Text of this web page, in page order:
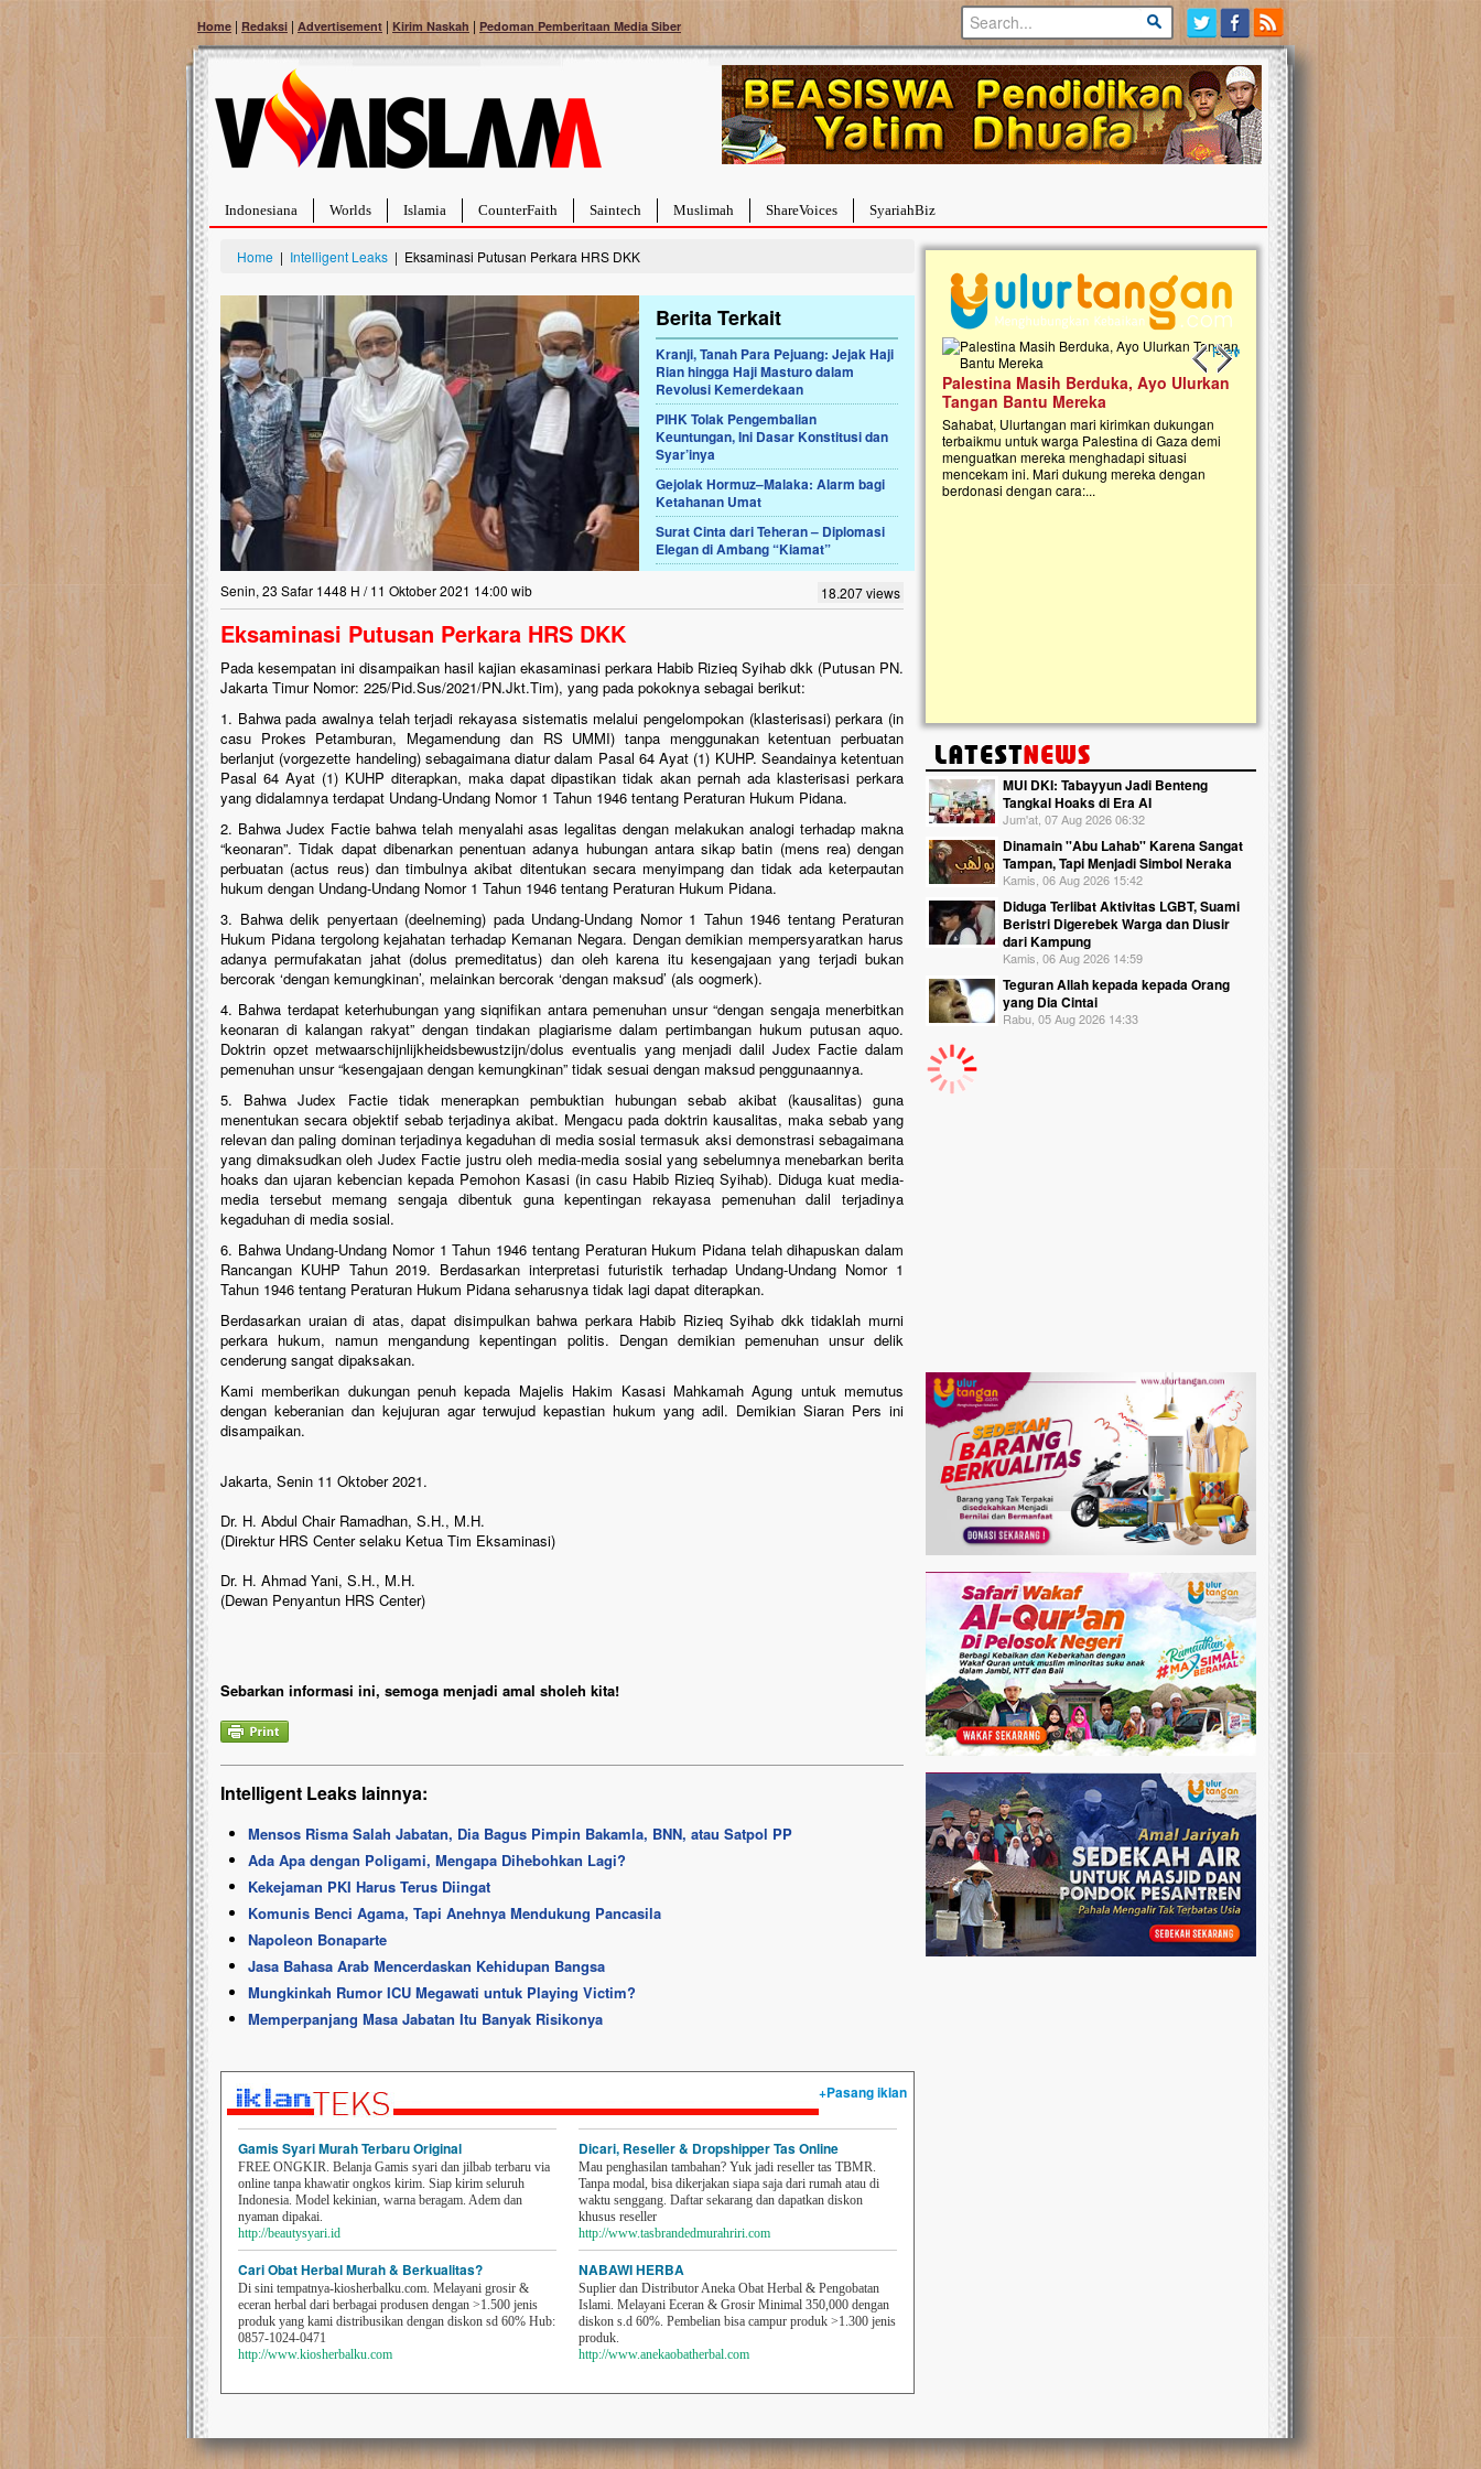
Home | Redaksi | Advertisement | Kirim Naskah | Pedoman Pemberitaan Media Siber
Indonesiana Worlds Islamia CounterFaith Saintech Muslimah ShareVoices SyariahBiz
Home | Intelligent Leaks | Eksaminasi Putusan Perkara HRS DKK
Berita Terkait
Kranji, Tanah Para Pejuang: Jejak Haji
Rian hingga Haji Masturo dalam
Revolusi Kemerdekaan
PIHK Tolak Pengembalian
Keuntungan, Ini Dasar Konstitusi dan
Syar’inya
Gejolak Hormuz–Malaka: Alarm bagi
Ketahanan Umat
Surat Cinta dari Teheran – Diplomasi
Elegan di Ambang “Kiamat”
Senin, 23 Safar 1448 H / 11 Oktober 2021 14:00 wib 18.207 views
Eksaminasi Putusan Perkara HRS DKK
Pada kesempatan ini disampaikan hasil kajian ekasaminasi perkara Habib Rizieq Syihab dkk (Putusan PN.
Jakarta Timur Nomor: 225/Pid.Sus/2021/PN.Jkt.Tim), yang pada pokoknya sebagai berikut:
1. Bahwa pada awalnya telah terjadi rekayasa sistematis melalui pengelompokan (klasterisasi) perkara (in
casu Prokes Petamburan, Megamendung dan RS UMMI) tanpa menggunakan ketentuan perbuatan
berlanjut (vorgezette handeling) sebagaimana diatur dalam Pasal 64 Ayat (1) KUHP. Seandainya ketentuan
Pasal 64 Ayat (1) KUHP diterapkan, maka dapat dipastikan tidak akan pernah ada klasterisasi perkara
yang didalamnya terdapat Undang-Undang Nomor 1 Tahun 1946 tentang Peraturan Hukum Pidana.
2. Bahwa Judex Factie bahwa telah menyalahi asas legalitas dengan melakukan analogi terhadap makna
“keonaran”. Tidak dapat dibenarkan penentuan adanya hubungan antara sikap batin (mens rea) dengan
perbuatan (actus reus) dan timbulnya akibat ditentukan secara menyimpang dan tidak ada keterpautan
hukum dengan Undang-Undang Nomor 1 Tahun 1946 tentang Peraturan Hukum Pidana.
3. Bahwa delik penyertaan (deelneming) pada Undang-Undang Nomor 1 Tahun 1946 tentang Peraturan
Hukum Pidana tergolong kejahatan terhadap Kemanan Negara. Dengan demikian mempersyaratkan harus
adanya permufakatan jahat (dolus premeditatus) dan oleh karena itu kesengajaan yang terjadi bukan
bercorak ‘dengan kemungkinan’, melainkan bercorak ‘dengan maksud’ (als oogmerk).
4. Bahwa terdapat keterhubungan yang siqnifikan antara pemenuhan unsur “dengan sengaja menerbitkan
keonaran di kalangan rakyat” dengan tindakan plagiarisme dalam pertimbangan hukum putusan aquo.
Doktrin opzet metwaarschijnlijkheidsbewustzijn/dolus eventualis yang menjadi dalil Judex Factie dalam
pemenuhan unsur “kesengajaan dengan kemungkinan” tidak sesuai dengan maksud penggunaannya.
5. Bahwa Judex Factie tidak menerapkan pembuktian hubungan sebab akibat (kausalitas) guna
menentukan secara objektif sebab terjadinya akibat. Mengacu pada doktrin kausalitas, maka sebab yang
relevan dan paling dominan terjadinya kegaduhan di media sosial termasuk aksi demonstrasi sebagaimana
yang dimaksudkan oleh Judex Factie justru oleh media-media sosial yang sebelumnya menebarkan berita
hoaks dan ujaran kebencian kepada Pemohon Kasasi (in casu Habib Rizieq Syihab). Diduga kuat media-
media tersebut memang sengaja dibentuk guna kepentingan rekayasa pemenuhan dalil terjadinya
kegaduhan di media sosial.
6. Bahwa Undang-Undang Nomor 1 Tahun 1946 tentang Peraturan Hukum Pidana telah dihapuskan dalam
Rancangan KUHP Tahun 2019. Berdasarkan interpretasi futuristik terhadap Undang-Undang Nomor 1
Tahun 1946 tentang Peraturan Hukum Pidana seharusnya tidak lagi dapat diterapkan.
Berdasarkan uraian di atas, dapat disimpulkan bahwa perkara Habib Rizieq Syihab dkk tidaklah murni
perkara hukum, namun mengandung kepentingan politis. Dengan demikian pemenuhan unsur delik
cenderung sangat dipaksakan.
Kami memberikan dukungan penuh kepada Majelis Hakim Kasasi Mahkamah Agung untuk memutus
dengan keberanian dan kejujuran agar terwujud kepastian hukum yang adil. Demikian Siaran Pers ini
disampaikan.
Jakarta, Senin 11 Oktober 2021.
Dr. H. Abdul Chair Ramadhan, S.H., M.H.
(Direktur HRS Center selaku Ketua Tim Eksaminasi)
Dr. H. Ahmad Yani, S.H., M.H.
(Dewan Penyantun HRS Center)
Sebarkan informasi ini, semoga menjadi amal sholeh kita!
Intelligent Leaks lainnya:
Mensos Risma Salah Jabatan, Dia Bagus Pimpin Bakamla, BNN, atau Satpol PP
Ada Apa dengan Poligami, Mengapa Dihebohkan Lagi?
Kekejaman PKI Harus Terus Diingat
Komunis Benci Agama, Tapi Anehnya Mendukung Pancasila
Napoleon Bonaparte
Jasa Bahasa Arab Mencerdaskan Kehidupan Bangsa
Mungkinkah Rumor ICU Megawati untuk Playing Victim?
Memperpanjang Masa Jabatan Itu Banyak Risikonya
+Pasang iklan
Gamis Syari Murah Terbaru Original
FREE ONGKIR. Belanja Gamis syari dan jilbab terbaru via
online tanpa khawatir ongkos kirim. Siap kirim seluruh
Indonesia. Model kekinian, warna beragam. Adem dan
nyaman dipakai.
http://beautysyari.id
Cari Obat Herbal Murah & Berkualitas?
Di sini tempatnya-kiosherbalku.com. Melayani grosir &
eceran herbal dari berbagai produsen dengan >1.500 jenis
produk yang kami distribusikan dengan diskon sd 60% Hub:
0857-1024-0471
http://www.kiosherbalku.com
Dicari, Reseller & Dropshipper Tas Online
Mau penghasilan tambahan? Yuk jadi reseller tas TBMR.
Tanpa modal, bisa dikerjakan siapa saja dari rumah atau di
waktu senggang. Daftar sekarang dan dapatkan diskon
khusus reseller
http://www.tasbrandedmurahriri.com
NABAWI HERBA
Suplier dan Distributor Aneka Obat Herbal & Pengobatan
Islami. Melayani Eceran & Grosir Minimal 350,000 dengan
diskon s.d 60%. Pembelian bisa campur produk >1.300 jenis
produk.
http://www.anekaobatherbal.com
Previous slide
Next slide
Bantu Naura, Balita Hebat Sembuh Dari
Tumor Pembuluh Darah
Hidup Naura Salsabila dipenuhi dengan
rintangan yang sangat berat. Meskipun baru
berusia sepuluh bulan, bayi yang imut ini harus
menghadapi penyakit yang dahsyat, yaitu tumor
pembuluh darah berukuran...
Lima Tahun Mangkrak, Masjid di
Pelosok ini Mengenaskan. Ayo Bantu.!!
Nasib masjid di Kampung Cilumbu ini sungguh
mengenaskan. Lima tahun mangkrak, kini nyaris
Palestina Masih Berduka, Ayo Ulurkan
Tangan Bantu Mereka
Sahabat, Ulurtangan mari kirimkan dukungan
terbaikmu untuk warga Palestina di Gaza demi
menguatkan mereka menghadapi situasi
mencekam ini. Mari dukung mereka dengan
berdonasi dengan cara:...
Open Donasi Wakaf
Rumah Qur'an & TK Islam
Najjah di Jonggol
Saat ini, Ulurtangan bersama Yayasan
Najjahtul Islam Jonggol sedang merintis
pembangunan Rumah Qur’an dan
kanak Islam Terpadu (TKIT) An Najjah
Gedung Majelis Taklim di Jonggol,...
MUI DKI: Tabayyun Jadi Benteng
Tangkal Hoaks di Era AI
Jum'at, 07 Aug 2026 06:32
Dinamain ''Abu Lahab'' Karena Sangat
Tampan, Tapi Menjadi Simbol Neraka
Kamis, 06 Aug 2026 15:42
Diduga Terlibat Aktivitas LGBT, Suami
Beristri Digerebek Warga dan Diusir
dari Kampung
Kamis, 06 Aug 2026 14:59
Teguran Allah kepada kepada Orang
yang Dia Cintai
Rabu, 05 Aug 2026 14:33